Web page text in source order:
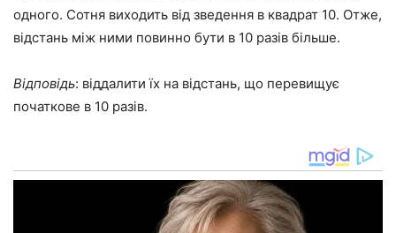
одного. Сотня виходить від зведення в квадрат 10. Отже,
відстань між ними повинно бути в 10 разів більше.
Відповідь: віддалити їх на відстань, що перевищує
початкове в 10 разів.